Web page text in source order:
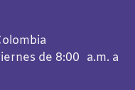
de 8:00 a.m. a